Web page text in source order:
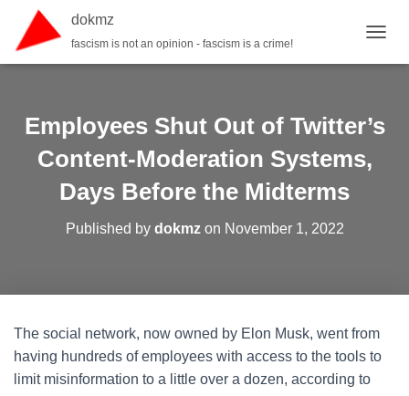
dokmz
fascism is not an opinion - fascism is a crime!
Employees Shut Out of Twitter’s
Content-Moderation Systems,
Days Before the Midterms
Published by dokmzon November 1, 2022
The social network, now owned by Elon Musk, went from
having hundreds of employees with access to the tools to
limit misinformation to a little over a dozen, according to